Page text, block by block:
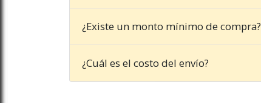
¿Existe un monto mínimo de compra?
¿Cuál es el costo del envío?